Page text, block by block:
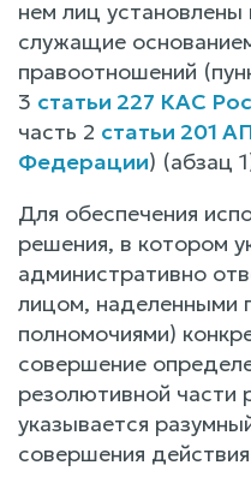
нем лиц установлены
служащие
правоотношений
3 статьи 227 КАС
часть 2 статьи 201
Федерации) (абзац
Для обеспечения
решения, в котором
административно
лицом, наделенными
полномочиями)
совершение
резолютивной части
указывается
совершения